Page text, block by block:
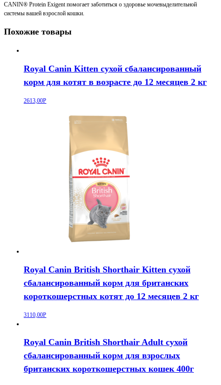
CANIN® Protein Exigent помогает заботиться о здоровье мочевыделительной
системы вашей взрослой кошки.
Похожие товары
Royal Canin Kitten сухой сбалансированный
корм для котят в возрасте до 12 месяцев 2 кг
2613,00Р
Royal Canin British Shorthair Kitten сухой
сбалансированный корм для британских
короткошерстных котят до 12 месяцев 2 кг
3110,00Р
Royal Canin British Shorthair Adult сухой
сбалансированный корм для взрослых
британских короткошерстных кошек 400г